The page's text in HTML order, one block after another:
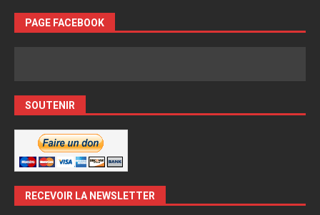
PAGE FACEBOOK
SOUTENIR
RECEVOIR LA NEWSLETTER